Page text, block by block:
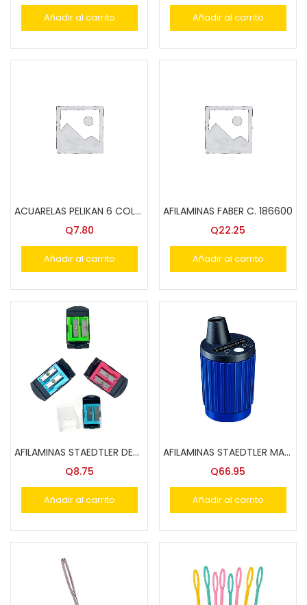
Añadir al carrito Añadir al carrito
ACUARELAS PELIKAN 6 COLORES KID’S-1205
Q7.80
Añadir al carrito
AFILAMINAS FABER C. 186600
Q22.25
Añadir al carrito
AFILAMINAS STAEDTLER DEP/DOBLE 51260 CKP 18
Q8.75
Añadir al carrito
AFILAMINAS STAEDTLER MARS-502, DE TAMBOR
Q66.95
Añadir al carrito